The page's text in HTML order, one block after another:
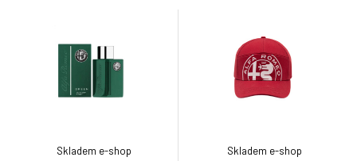
dobrodružství. Květinová vůně
Alfa Romeo se svůdným
srdcem mořského vzduchu v
kombinaci s dřevinami.
kombinaci s italskou vášní.
Ovocné srdce vůně Alfa
Romeo doplněná doteky
bergamotu, citrusů, jablka a
Skladem e-shop Skladem e-shop